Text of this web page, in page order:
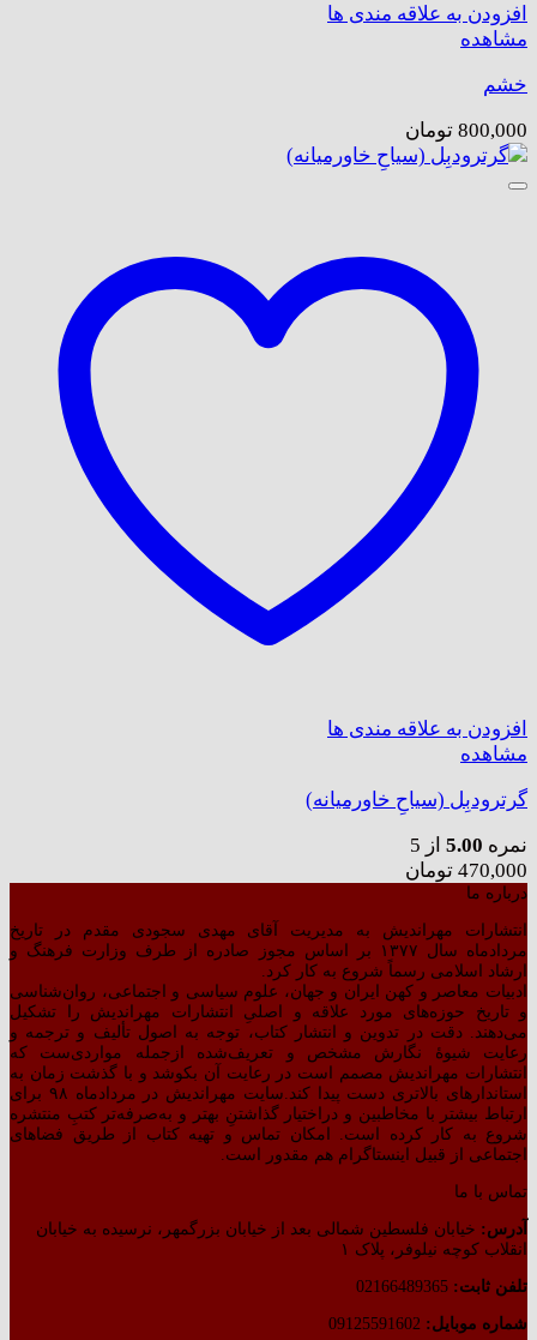
افزودن به علاقه مندی ها
مشاهده
خشم
800,000 تومان
افزودن به علاقه مندی ها
مشاهده
گرترودبِل (سیاحِ خاورمیانه)
نمره 5.00 از 5
470,000 تومان
درباره ما
انتشارات مهراندیش به مدیریت آقای مهدی سجودی مقدم در تاریخ
مردادماه سال ۱۳۷۷ بر اساس مجوز صادره از طرف وزارت فرهنگ و
ارشاد اسلامی رسماً شروع به کار کرد.
ادبیات معاصر و کهن ایران و جهان، علوم سیاسی و اجتماعی، روان‌شناسی
و تاریخ حوزه‌های مورد علاقه و اصلیِ انتشارات مهراندیش را تشکیل
می‌دهند. دقت در تدوین و انتشار کتاب،‌ توجه به اصول تألیف و ترجمه و
رعایت شیوهٔ نگارش مشخص و تعریف‌شده ازجمله مواردی‌ست که
انتشارات مهراندیش مصمم است در رعایت آن بکوشد و با گذشت زمان به
استاندارهای بالاتری دست پیدا کند.سایت مهراندیش در مردادماه ۹۸ برای
ارتباط بیشتر با مخاطبین و دراختیار گذاشتنِ بهتر و به‌صرفه‌تر کتبِ منتشره
شروع به کار کرده است. امکان تماس و تهیه کتاب از طریق فضاهای
اجتماعی از قبیل اینستاگرام هم مقدور است.
تماس با ما
آدرس: خیابان فلسطین شمالی بعد از خیابان بزرگمهر، نرسیده به خیابان
انقلاب کوچه نیلوفر، پلاک ۱
تلفن ثابت:
شماره موبایل: